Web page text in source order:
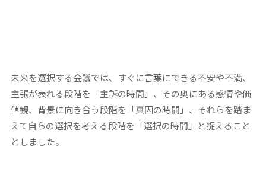
未来を選択する会議では、すぐに言葉にできる不安や不満、
主張が表れる段階を「主訴の時間 」、その奥にある感情や価
値観、背景に向き合う段階を「真因の時間 」、それらを踏ま
えて自らの選択を考える段階を「選択の時間 」と捉えること
としました。